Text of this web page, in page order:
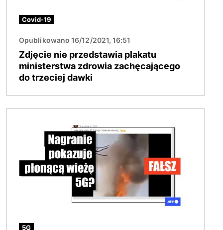
Covid-19
Opublikowano 16/12/2021, 16:51
Zdjęcie nie przedstawia plakatu
ministerstwa zdrowia zachęcającego
do trzeciej dawki
5G